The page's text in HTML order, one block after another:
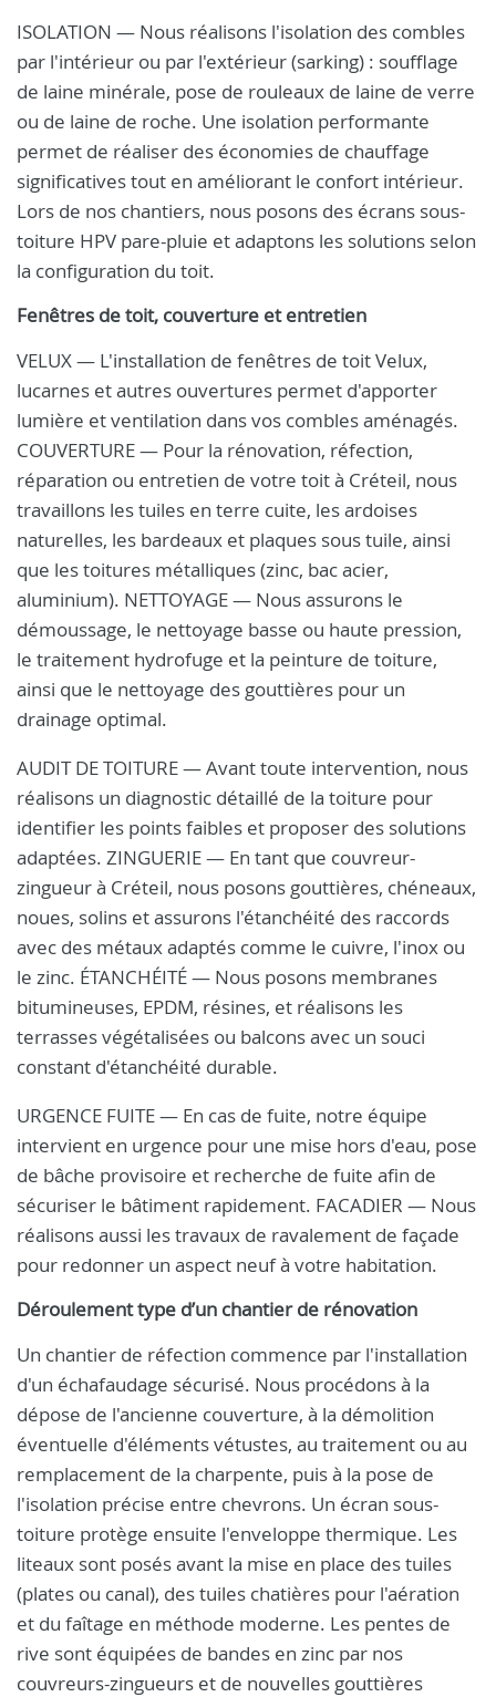
ISOLATION — Nous réalisons l'isolation des combles
par l'intérieur ou par l'extérieur (sarking) : soufflage
de laine minérale, pose de rouleaux de laine de verre
ou de laine de roche. Une isolation performante
permet de réaliser des économies de chauffage
significatives tout en améliorant le confort intérieur.
Lors de nos chantiers, nous posons des écrans sous-
toiture HPV pare-pluie et adaptons les solutions selon
la configuration du toit.
Fenêtres de toit, couverture et entretien
VELUX — L'installation de fenêtres de toit Velux,
lucarnes et autres ouvertures permet d'apporter
lumière et ventilation dans vos combles aménagés.
COUVERTURE — Pour la rénovation, réfection,
réparation ou entretien de votre toit à Créteil, nous
travaillons les tuiles en terre cuite, les ardoises
naturelles, les bardeaux et plaques sous tuile, ainsi
que les toitures métalliques (zinc, bac acier,
aluminium). NETTOYAGE — Nous assurons le
démoussage, le nettoyage basse ou haute pression,
le traitement hydrofuge et la peinture de toiture,
ainsi que le nettoyage des gouttières pour un
drainage optimal.
AUDIT DE TOITURE — Avant toute intervention, nous
réalisons un diagnostic détaillé de la toiture pour
identifier les points faibles et proposer des solutions
adaptées. ZINGUERIE — En tant que couvreur-
zingueur à Créteil, nous posons gouttières, chéneaux,
noues, solins et assurons l'étanchéité des raccords
avec des métaux adaptés comme le cuivre, l'inox ou
le zinc. ÉTANCHÉITÉ — Nous posons membranes
bitumineuses, EPDM, résines, et réalisons les
terrasses végétalisées ou balcons avec un souci
constant d'étanchéité durable.
URGENCE FUITE — En cas de fuite, notre équipe
intervient en urgence pour une mise hors d'eau, pose
de bâche provisoire et recherche de fuite afin de
sécuriser le bâtiment rapidement. FACADIER — Nous
réalisons aussi les travaux de ravalement de façade
pour redonner un aspect neuf à votre habitation.
Déroulement type d’un chantier de rénovation
Un chantier de réfection commence par l'installation
d'un échafaudage sécurisé. Nous procédons à la
dépose de l'ancienne couverture, à la démolition
éventuelle d'éléments vétustes, au traitement ou au
remplacement de la charpente, puis à la pose de
l'isolation précise entre chevrons. Un écran sous-
toiture protège ensuite l'enveloppe thermique. Les
liteaux sont posés avant la mise en place des tuiles
(plates ou canal), des tuiles chatières pour l'aération
et du faîtage en méthode moderne. Les pentes de
rive sont équipées de bandes en zinc par nos
couvreurs-zingueurs et de nouvelles gouttières